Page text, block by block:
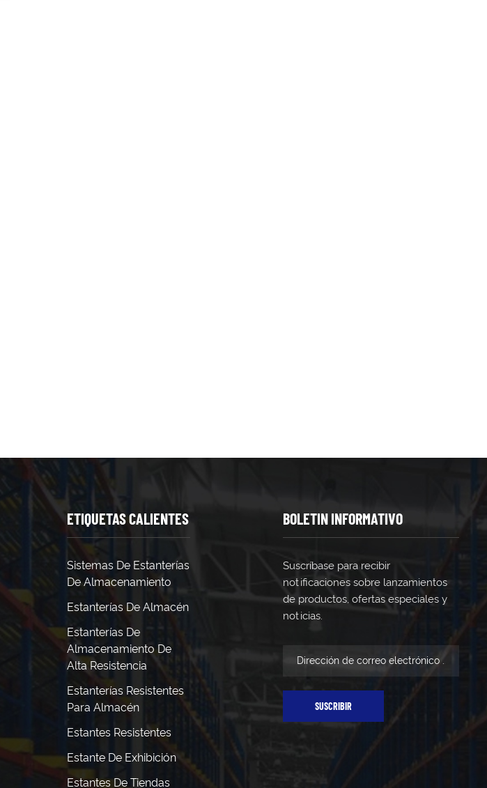
ETIQUETAS CALIENTES
Sistemas De Estanterías
De Almacenamiento
Estanterías De Almacén
Estanterías De
Almacenamiento De
Alta Resistencia
Estanterías Resistentes
Para Almacén
Estantes Resistentes
Estante De Exhibición
Estantes De Tiendas
BOLETIN INFORMATIVO
Suscríbase para recibir
notificaciones sobre lanzamientos
de productos, ofertas especiales y
noticias.
SUSCRIBIR